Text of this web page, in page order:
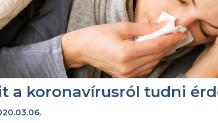
a koronavírusról tudni